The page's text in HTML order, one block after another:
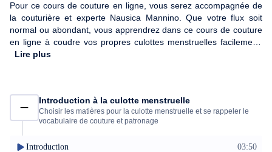
Pour ce cours de couture en ligne, vous serez accompagnée de
la couturière et experte Nausica Mannino. Que votre flux soit
normal ou abondant, vous apprendrez dans ce cours de couture
en ligne à coudre vos propres culottes menstruelles facilement.
En plus des vidéos, vous aurez accès au patron des culottes
Lire plus
Introduction à la culotte menstruelle
Choisir les matières pour la culotte menstruelle et se rappeler le
vocabulaire de couture et patronage
Introduction 03:50